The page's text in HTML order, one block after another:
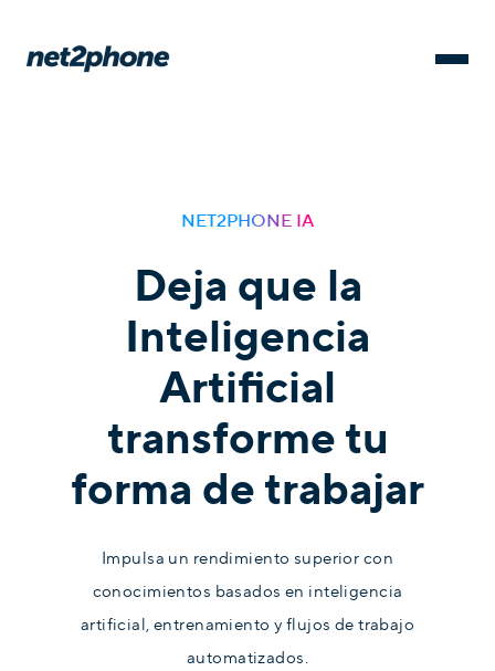
NET2PHONE IA
Deja que la
Inteligencia
Artificial
transforme tu
forma de trabajar
Impulsa un rendimiento superior con
conocimientos basados en inteligencia
artificial, entrenamiento y flujos de trabajo
automatizados.